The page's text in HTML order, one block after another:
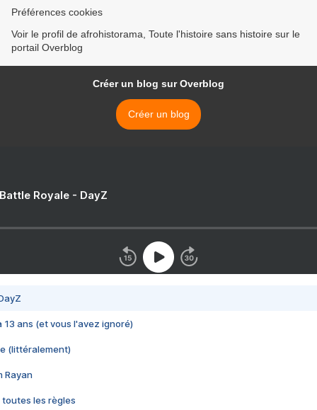
Préférences cookies
Voir le profil de afrohistorama, Toute l'histoire sans histoire sur le
portail Overblog
Créer un blog sur Overblog
Créer un blog
Royale - DayZ
13 ans (et vous l'avez ignoré)
(littéralement)
Rayan
toutes les règles